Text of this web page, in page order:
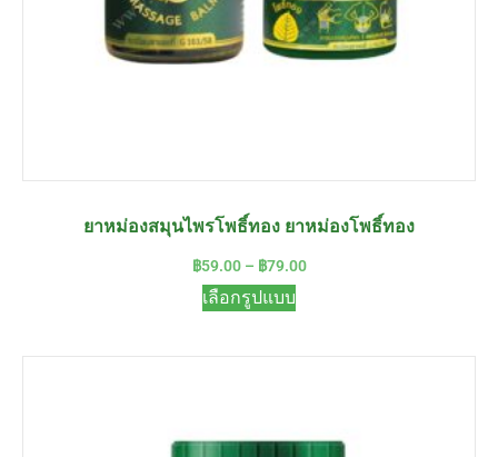
ยาหม่องสมุนไพรโพธิ์ทอง ยาหม่องโพธิ์ทอง
฿59.00 – ฿79.00
เลือกรูปแบบ